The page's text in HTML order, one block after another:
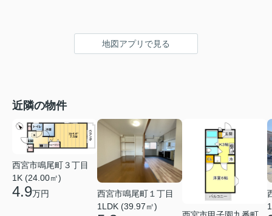
地図アプリで見る
近隣の物件
西宮市鳴尾町３丁目
1K (24.00㎡)
4.9万円
西宮市鳴尾町１丁目
1LDK (39.97㎡)